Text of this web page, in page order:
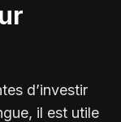
d’investir
il est utile